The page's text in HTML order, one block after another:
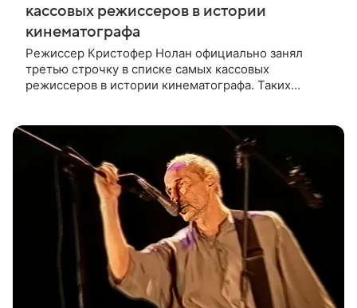
кассовых режиссеров в истории
кинематографа
Режиссер Кристофер Нолан официально занял
третью строчку в списке самых кассовых
режиссеров в истории кинематографа. Таких